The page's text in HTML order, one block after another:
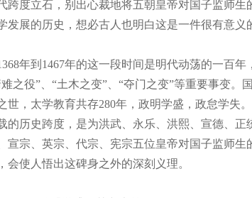
跨度立石，别出心裁地将五朝皇帝对国子监师生
发展的历史，想必古人也明白这是一件很有意义
年到1467年的这一段时间是明代动荡的一百年
之役”、“土木之变”、“夺门之变”等重要事变。
世，太学教育共存280年，政明学盛，政怠学失
的历史跨度，是为洪武、永乐、洪熙、宣德、正
宣宗、英宗、代宗、宪宗五位皇帝对国子监师生
会使人悟出这碑身之外的深刻义理。